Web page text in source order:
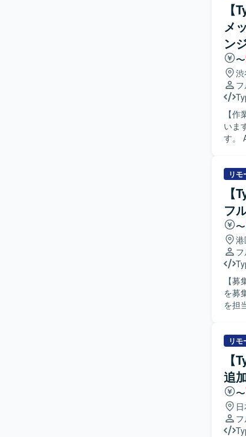
メ
ン
〜
渋
【作業内容】 SNSプラットフォー
いま
す。
お
リモ
フ
〜
港
【
を募集します。 【作業内容】 決
を担
を
迎します。 【ポジションの魅力】
ダ
境】
AWS
リモ
追
〜